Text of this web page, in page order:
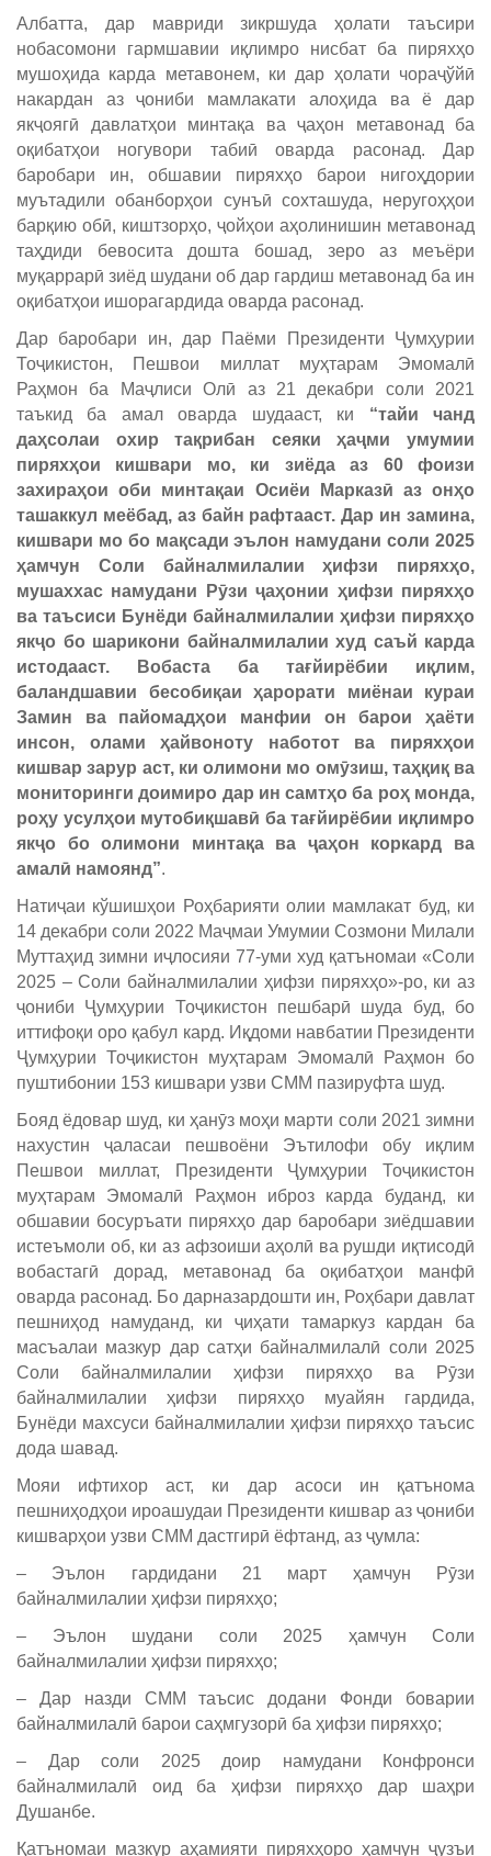
Албатта, дар мавриди зикршуда ҳолати таъсири
нобасомони гармшавии иқлимро нисбат ба пиряхҳо
мушоҳида карда метавонем, ки дар ҳолати чораҷўйӣ
накардан аз ҷониби мамлакати алоҳида ва ё дар
якҷоягӣ давлатҳои минтақа ва ҷаҳон метавонад ба
оқибатҳои ногувори табиӣ оварда расонад. Дар
баробари ин, обшавии пиряхҳо барои нигоҳдории
муътадили обанборҳои сунъӣ сохташуда, неругоҳҳои
барқию обӣ, киштзорҳо, ҷойҳои аҳолинишин метавонад
таҳдиди бевосита дошта бошад, зеро аз меъёри
муқаррарӣ зиёд шудани об дар гардиш метавонад ба ин
оқибатҳои ишорагардида оварда расонад.
Дар баробари ин, дар Паёми Президенти Ҷумҳурии
Тоҷикистон, Пешвои миллат муҳтарам Эмомалӣ
Раҳмон ба Маҷлиси Олӣ аз 21 декабри соли 2021
таъкид ба амал оварда шудааст, ки “тайи чанд
даҳсолаи охир тақрибан сеяки ҳаҷми умумии
пиряхҳои кишвари мо, ки зиёда аз 60 фоизи
захираҳои оби минтақаи Осиёи Марказӣ аз онҳо
ташаккул меёбад, аз байн рафтааст. Дар ин замина,
кишвари мо бо мақсади эълон намудани соли 2025
ҳамчун Соли байналмилалии ҳифзи пиряхҳо,
мушаххас намудани Рӯзи ҷаҳонии ҳифзи пиряхҳо
ва таъсиси Бунёди байналмилалии ҳифзи пиряхҳо
якҷо бо шарикони байналмилалии худ саъй карда
истодааст. Вобаста ба тағйирёбии иқлим,
баландшавии бесобиқаи ҳарорати миёнаи кураи
Замин ва пайомадҳои манфии он барои ҳаёти
инсон, олами ҳайвоноту наботот ва пиряхҳои
кишвар зарур аст, ки олимони мо омӯзиш, таҳқиқ ва
мониторинги доимиро дар ин самтҳо ба роҳ монда,
роҳу усулҳои мутобиқшавӣ ба тағйирёбии иқлимро
якҷо бо олимони минтақа ва ҷаҳон коркард ва
амалӣ намоянд”.
Натиҷаи кўшишҳои Роҳбарияти олии мамлакат буд, ки
14 декабри соли 2022 Маҷмаи Умумии Созмони Милали
Муттаҳид зимни иҷлосияи 77-уми худ қатъномаи «Соли
2025 – Соли байналмилалии ҳифзи пиряхҳо»-ро, ки аз
ҷониби Ҷумҳурии Тоҷикистон пешбарӣ шуда буд, бо
иттифоқи оро қабул кард. Иқдоми навбатии Президенти
Ҷумҳурии Тоҷикистон муҳтарам Эмомалӣ Раҳмон бо
пуштибонии 153 кишвари узви СММ пазируфта шуд.
Бояд ёдовар шуд, ки ҳанӯз моҳи марти соли 2021 зимни
нахустин ҷаласаи пешвоёни Эътилофи обу иқлим
Пешвои миллат, Президенти Ҷумҳурии Тоҷикистон
муҳтарам Эмомалӣ Раҳмон иброз карда буданд, ки
обшавии босуръати пиряхҳо дар баробари зиёдшавии
истеъмоли об, ки аз афзоиши аҳолӣ ва рушди иқтисодӣ
вобастагӣ дорад, метавонад ба оқибатҳои манфӣ
оварда расонад. Бо дарназардошти ин, Роҳбари давлат
пешниҳод намуданд, ки ҷиҳати тамаркуз кардан ба
масъалаи мазкур дар сатҳи байналмилалӣ соли 2025
Соли байналмилалии ҳифзи пиряхҳо ва Рӯзи
байналмилалии ҳифзи пиряхҳо муайян гардида,
Бунёди махсуси байналмилалии ҳифзи пиряхҳо таъсис
дода шавад.
Мояи ифтихор аст, ки дар асоси ин қатънома
пешниҳодҳои ироашудаи Президенти кишвар аз ҷониби
кишварҳои узви СММ дастгирӣ ёфтанд, аз ҷумла:
– Эълон гардидани 21 март ҳамчун Рӯзи
байналмилалии ҳифзи пиряхҳо;
– Эълон шудани соли 2025 ҳамчун Соли
байналмилалии ҳифзи пиряхҳо;
– Дар назди СММ таъсис додани Фонди боварии
байналмилалӣ барои саҳмгузорӣ ба ҳифзи пиряхҳо;
– Дар соли 2025 доир намудани Конфронси
байналмилалӣ оид ба ҳифзи пиряхҳо дар шаҳри
Душанбе.
Қатъномаи мазкур аҳамияти пиряхҳоро ҳамчун ҷузъи